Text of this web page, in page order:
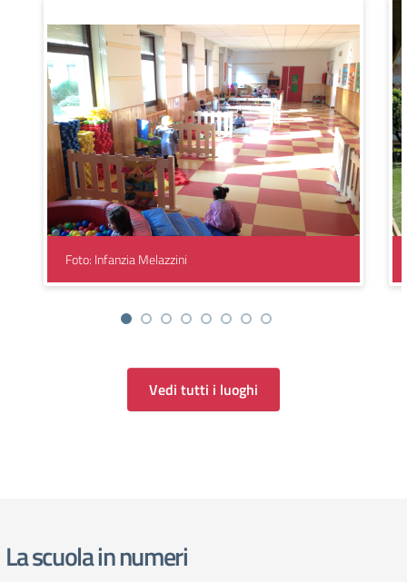
Foto: Infanzia Melazzini
Vedi tutti i luoghi
La scuola in numeri